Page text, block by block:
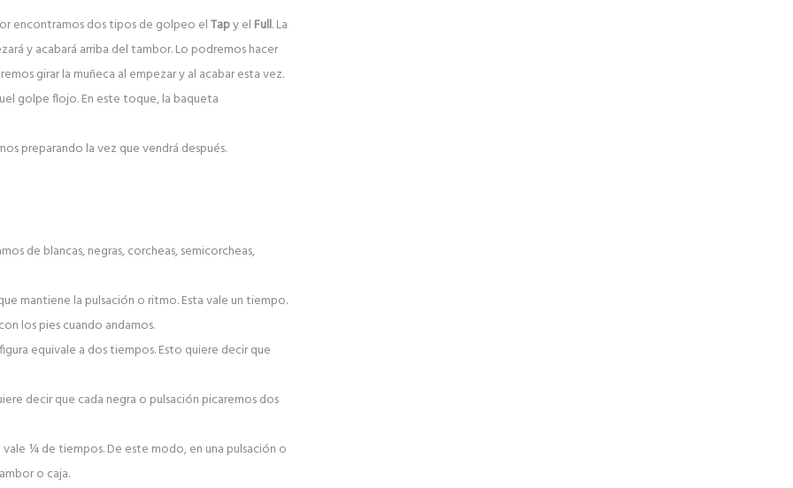
encontramos dos tipos de golpeo elTapy el Full. La
y acabará arriba del tambor. Lo podremos hacer
girar la muñeca al empezar y al acabar esta vez.
golpe flojo. En este toque, la baqueta
preparando la vez que vendrá después.
de blancas, negras, corcheas, semicorcheas,
mantiene la pulsación o ritmo. Esta vale un tiempo.
los pies cuando andamos.
equivale a dos tiempos. Esto quiere decir que
decir que cada negra o pulsación picaremos dos
¼ de tiempos. De este modo, en una pulsación o
o caja.